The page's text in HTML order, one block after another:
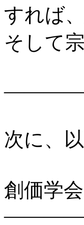
すれば
そして
次に、
創価学